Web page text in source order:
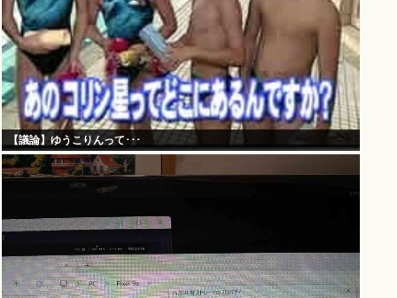
【議論】ゆうこりんって･･･